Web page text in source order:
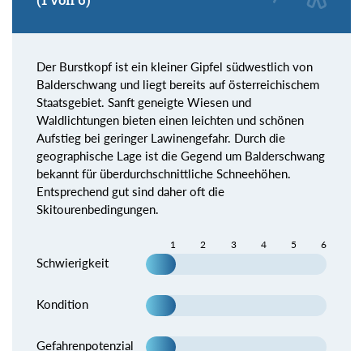
Der Burstkopf ist ein kleiner Gipfel südwestlich von
Balderschwang und liegt bereits auf österreichischem
Staatsgebiet. Sanft geneigte Wiesen und
Waldlichtungen bieten einen leichten und schönen
Aufstieg bei geringer Lawinengefahr. Durch die
geographische Lage ist die Gegend um Balderschwang
bekannt für überdurchschnittliche Schneehöhen.
Entsprechend gut sind daher oft die
Skitourenbedingungen.
1 2 3 4 5 6
Schwierigkeit
Kondition
Gefahrenpotenzial